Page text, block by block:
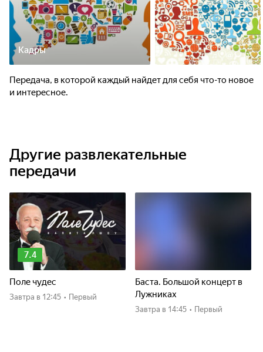
Кадры
Передача, в которой каждый найдет для себя что-то новое
и интересное.
Другие развлекательные
передачи
7.4
Поле чудес
Завтра в 12:45 • Первый
Баста. Большой концерт в
Лужниках
Завтра в 14:45 • Первый